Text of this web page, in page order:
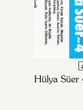
Hülya Süer